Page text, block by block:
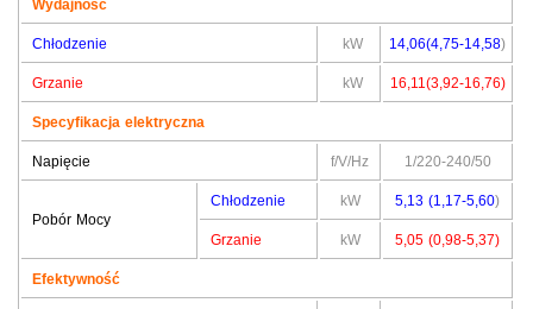
Wydajność
Chłodzenie kW 14,06(4,75-14,58)
Grzanie kW 16,11(3,92-16,76)
Specyfikacja elektryczna
Napięcie f/V/Hz 1/220-240/50
Pobór Mocy
Chłodzenie kW 5,13 (1,17-5,60)
Grzanie kW 5,05 (0,98-5,37)
Efektywność